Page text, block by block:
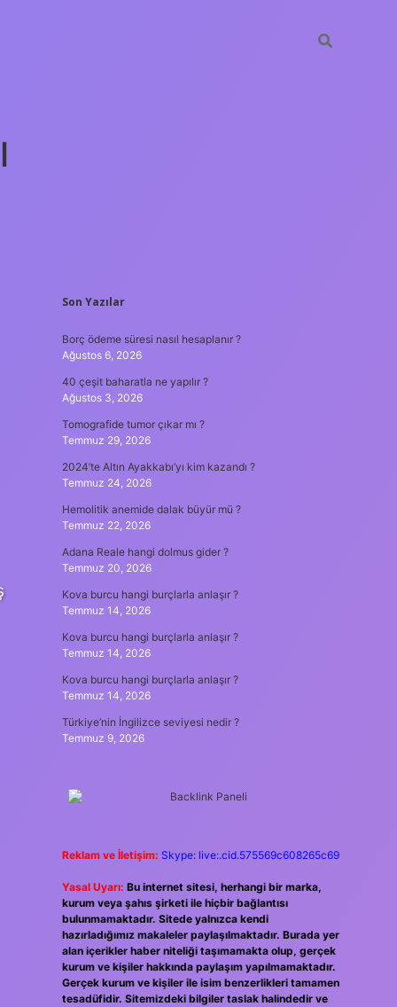
SIDEBAR
Son Yazılar
Borç ödeme süresi nasıl hesaplanır ?
Ağustos 6, 2026
40 çeşit baharatla ne yapılır ?
Ağustos 3, 2026
Tomografide tumor çıkar mı ?
Temmuz 29, 2026
2024’te Altın Ayakkabı’yı kim kazandı ?
Temmuz 24, 2026
Hemolitik anemide dalak büyür mü ?
Temmuz 22, 2026
Adana Reale hangi dolmus gider ?
Temmuz 20, 2026
Kova burcu hangi burçlarla anlaşır ?
Temmuz 14, 2026
Kova burcu hangi burçlarla anlaşır ?
Temmuz 14, 2026
Kova burcu hangi burçlarla anlaşır ?
Temmuz 14, 2026
Türkiye’nin İngilizce seviyesi nedir ?
Temmuz 9, 2026
Reklam ve İletişim: Skype: live:.cid.575569c608265c69
Yasal Uyarı: Bu internet sitesi, herhangi bir marka,
kurum veya şahıs şirketi ile hiçbir bağlantısı
bulunmamaktadır. Sitede yalnızca kendi
hazırladığımız makaleler paylaşılmaktadır. Burada yer
alan içerikler haber niteliği taşımamakta olup, gerçek
kurum ve kişiler hakkında paylaşım yapılmamaktadır.
Gerçek kurum ve kişiler ile isim benzerlikleri tamamen
tesadüfidir. Sitemizdeki bilgiler taslak halindedir ve